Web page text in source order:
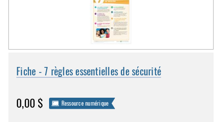
Fiche - 7 règles essentielles de sécurité
0,00 $ Ressource numérique